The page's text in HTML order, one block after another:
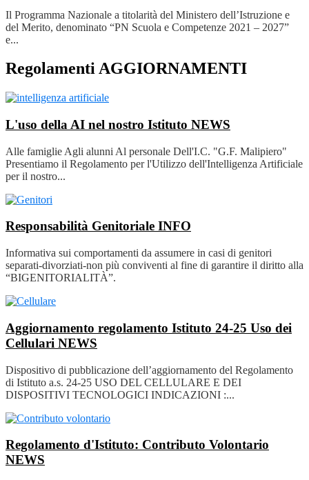
Il Programma Nazionale a titolarità del Ministero dell’Istruzione e
del Merito, denominato “PN Scuola e Competenze 2021 – 2027”
e...
Regolamenti AGGIORNAMENTI
L'uso della AI nel nostro Istituto NEWS
Alle famiglie Agli alunni Al personale Dell'I.C. "G.F. Malipiero"
Presentiamo il Regolamento per l'Utilizzo dell'Intelligenza Artificiale
per il nostro...
Responsabilità Genitoriale INFO
Informativa sui comportamenti da assumere in casi di genitori
separati-divorziati-non più conviventi al fine di garantire il diritto alla
“BIGENITORIALITÀ”.
Aggiornamento regolamento Istituto 24-25 Uso dei
Cellulari NEWS
Dispositivo di pubblicazione dell’aggiornamento del Regolamento
di Istituto a.s. 24-25 USO DEL CELLULARE E DEI
DISPOSITIVI TECNOLOGICI INDICAZIONI :...
Regolamento d'Istituto: Contributo Volontario
NEWS